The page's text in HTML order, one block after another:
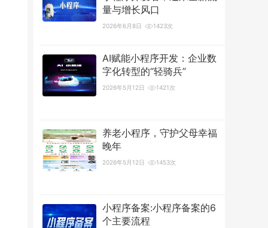
量与增长风口
2026年6月8日 1423次
AI赋能小程序开发：企业数
字化转型的“轻骑兵”
2026年5月12日 1421次
养老小程序，守护父母幸福
晚年
2026年5月12日 1453次
小程序备案:小程序备案的6
个主要流程